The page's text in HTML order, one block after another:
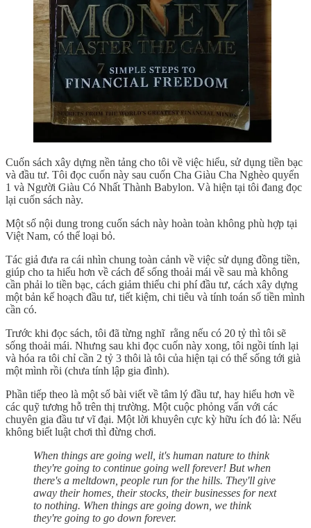
Cuốn sách xây dựng nền tảng cho tôi về việc hiểu, sử dụng tiền bạc
và đầu tư. Tôi đọc cuốn này sau cuốn Cha Giàu Cha Nghèo quyển
1 và Người Giàu Có Nhất Thành Babylon. Và hiện tại tôi đang đọc
lại cuốn sách này.
Một số nội dung trong cuốn sách này hoàn toàn không phù hợp tại
Việt Nam, có thể loại bỏ.
Tác giả đưa ra cái nhìn chung toàn cảnh về việc sử dụng đồng tiền,
giúp cho ta hiểu hơn về cách để sống thoải mái về sau mà không
cần phải lo tiền bạc, cách giảm thiểu chi phí đầu tư, cách xây dựng
một bản kế hoạch đầu tư, tiết kiệm, chi tiêu và tính toán số tiền mình
cần có.
Trước khi đọc sách, tôi đã từng nghĩ rằng nếu có 20 tỷ thì tôi sẽ
sống thoải mái. Nhưng sau khi đọc cuốn này xong, tôi ngồi tính lại
và hóa ra tôi chỉ cần 2 tỷ 3 thôi là tôi của hiện tại có thể sống tới già
một mình rồi (chưa tính lập gia đình).
Phần tiếp theo là một số bài viết về tâm lý đầu tư, hay hiểu hơn về
các quỹ tương hỗ trên thị trường. Một cuộc phỏng vấn với các
chuyên gia đầu tư vĩ đại. Một lời khuyên cực kỳ hữu ích đó là: Nếu
không biết luật chơi thì đừng chơi.
When things are going well, it's human nature to think
they're going to continue going well forever! But when
there's a meltdown, people run for the hills. They'll give
away their homes, their stocks, their businesses for next
to nothing. When things are going down, we think
they're going to go down forever.